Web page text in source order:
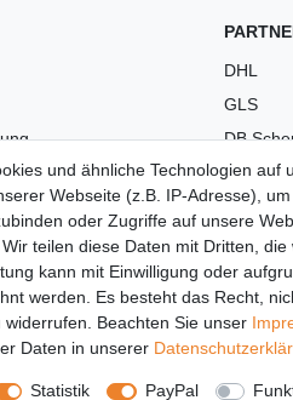
DHL
GLS
DB
und ähnliche Technologien
Webseite (z.B. IP-Adresse),
oder Zugriffe auf unsere
teilen diese Daten mit Dritten,
kann mit Einwilligung oder
werden. Es besteht das Recht,
Beachten Sie unser
Daten in unserer
Statistik PayPal